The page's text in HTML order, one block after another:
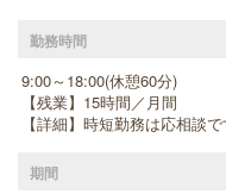
勤務時間
9:00～18:00(休憩60分)
【残業】15時間／月間
【詳細】時短勤務は応相談
期間